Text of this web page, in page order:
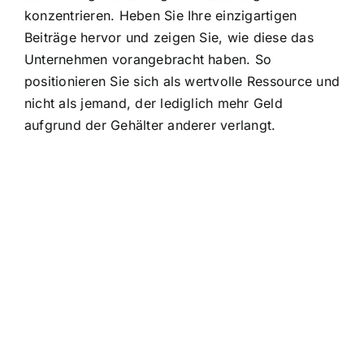
konzentrieren. Heben Sie Ihre einzigartigen
Beiträge hervor und zeigen Sie, wie diese das
Unternehmen vorangebracht haben. So
positionieren Sie sich als wertvolle Ressource und
nicht als jemand, der lediglich mehr Geld
aufgrund der Gehälter anderer verlangt.